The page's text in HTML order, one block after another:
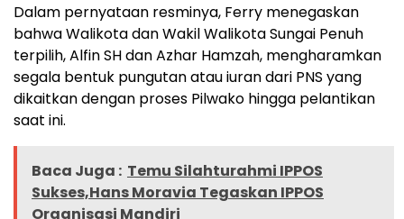
Dalam pernyataan resminya, Ferry menegaskan
bahwa Walikota dan Wakil Walikota Sungai Penuh
terpilih, Alfin SH dan Azhar Hamzah, mengharamkan
segala bentuk pungutan atau iuran dari PNS yang
dikaitkan dengan proses Pilwako hingga pelantikan
saat ini.
Baca Juga : Temu Silahturahmi IPPOS
Sukses,Hans Moravia Tegaskan IPPOS
Organisasi Mandiri